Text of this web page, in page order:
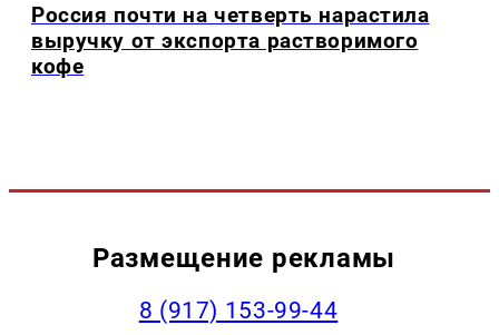
Россия почти на четверть нарастила
выручку от экспорта растворимого
кофе
Размещение рекламы
‭8 (917) 153-99-44